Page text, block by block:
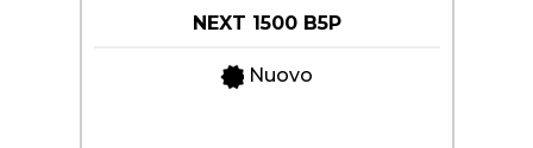
NEXT 1500 B5P
Nuovo